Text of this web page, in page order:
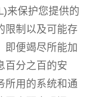
来保护您提供的
限制以及可能存
即便竭尽所能加
百分之百的安
所用的系统和通